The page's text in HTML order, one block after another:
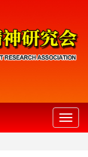
切
换